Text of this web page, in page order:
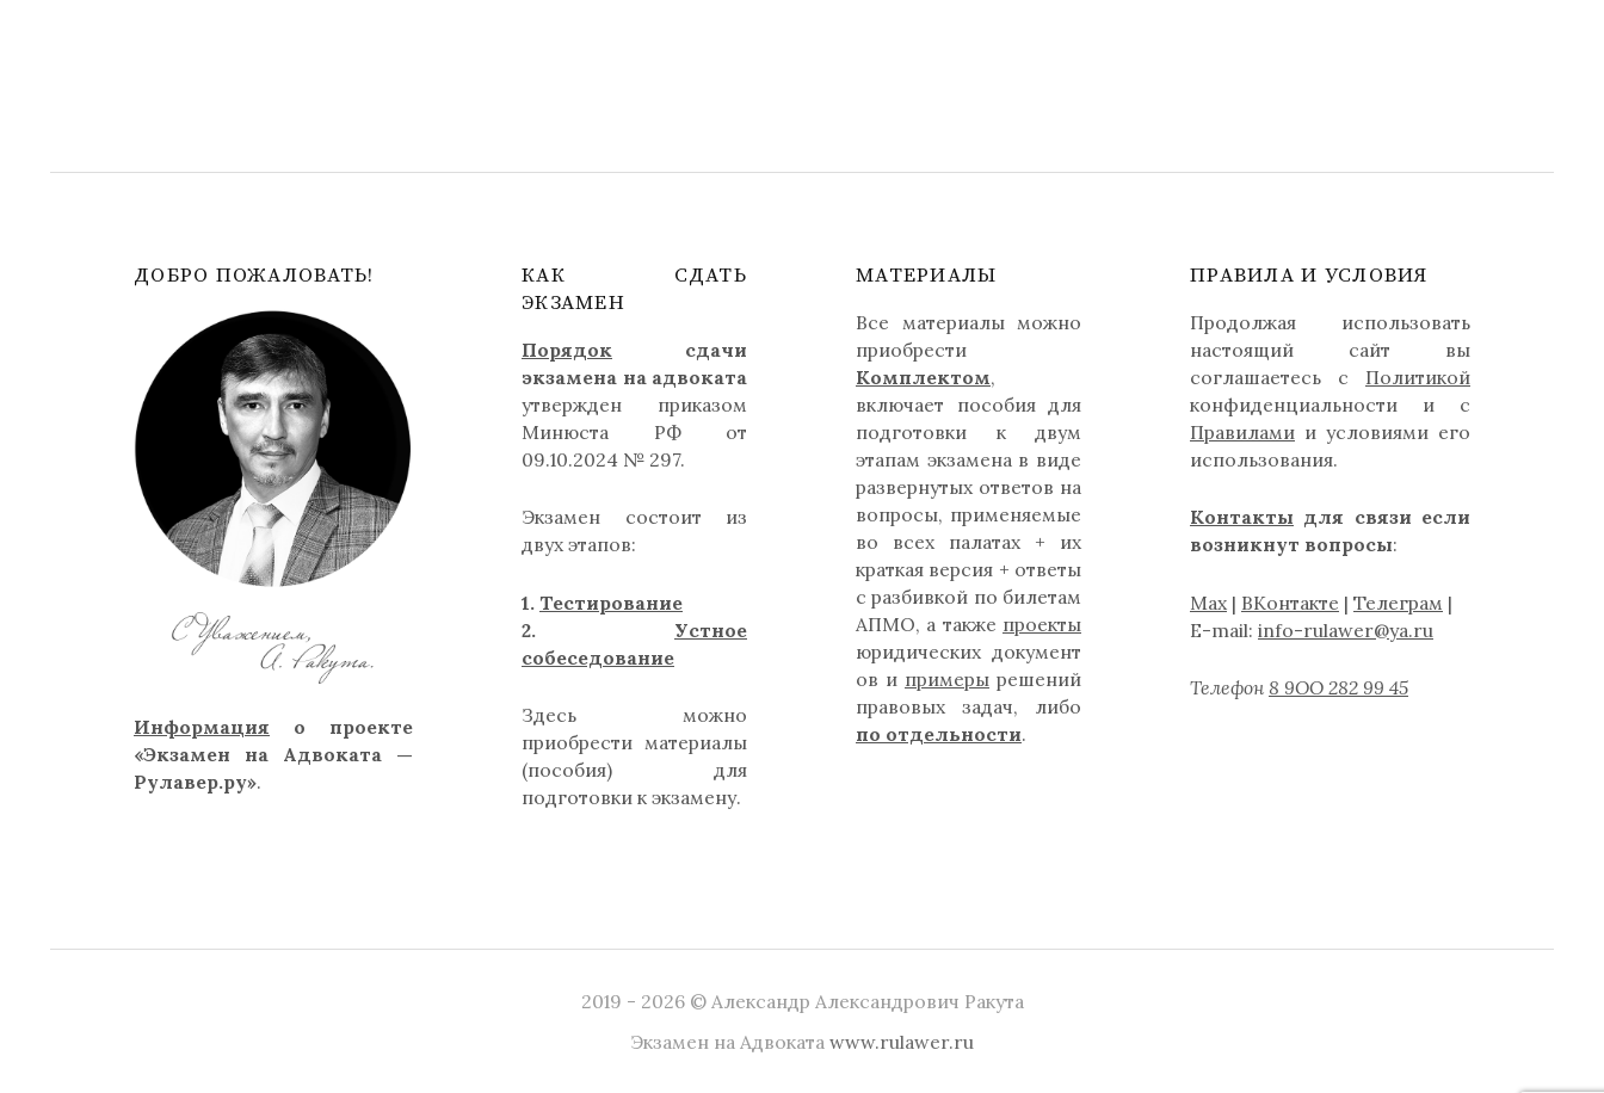
ДОБРО ПОЖАЛОВАТЬ!
Информация о проекте
«Экзамен на Адвоката —
Рулавер.ру».
КАК СДАТЬ
ЭКЗАМЕН
Порядок сдачи
экзамена на адвоката
утвержден приказом
Минюста РФ от
09.10.2024 № 297.
Экзамен состоит из
двух этапов:
1. Тестирование
2. Устное
собеседование
Здесь можно
приобрести материалы
(пособия) для
подготовки к экзамену.
МАТЕРИАЛЫ
Все материалы можно
приобрести
Комплектом,
включает пособия для
подготовки к двум
этапам экзамена в виде
развернутых ответов на
вопросы, применяемые
во всех палатах + их
краткая версия + ответы
с разбивкой по билетам
АПМО, а также проекты
юридических документ
ов и примеры решений
правовых задач, либо
по отдельности.
ПРАВИЛА И УСЛОВИЯ
Продолжая использовать
настоящий сайт вы
соглашаетесь с Политикой
конфиденциальности и с
Правилами и условиями его
использования.
Контакты для связи если
возникнут вопросы:
Max | ВКонтакте | Телеграм |
E-mail: info-rulawer@ya.ru
Телефон 8 9ОО 282 99 45
2019 - 2026 © Александр Александрович Ракута
Экзамен на Адвоката www.rulawer.ru